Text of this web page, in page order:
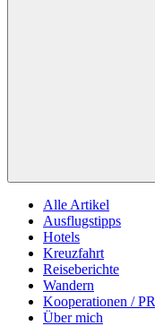
Alle Artikel
Ausflugstipps
Hotels
Kreuzfahrt
Reiseberichte
Wandern
Kooperationen / PR
Über mich